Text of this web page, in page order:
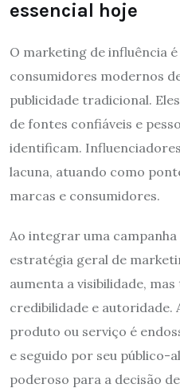
essencial hoje
O marketing de influência
consumidores modernos
publicidade tradicional.
de fontes confiáveis e
identificam.
lacuna, atuando como
marcas e consumidores.
Ao integrar uma
estratégia geral de
aumenta a visibilidade,
credibilidade e autoridade.
produto ou serviço é
e seguido por seu público-
poderoso para a decisão